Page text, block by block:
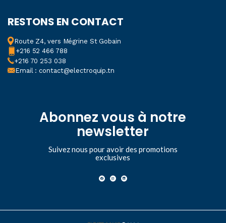
RESTONS EN CONTACT
Route Z4, vers Mégrine St Gobain
+216 52 466 788
+216 70 253 038
Email : contact@electroquip.tn
Abonnez vous à notre
newsletter
Suivez nous pour avoir des promotions
exclusives